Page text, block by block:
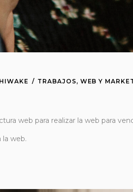
TRABAJOS, WEB Y
web para realizar la web para
la web.